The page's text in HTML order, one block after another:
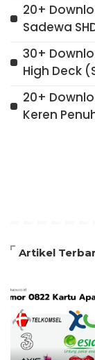
20+
Sadewa
30+
High Deck
20+
Keren
Artikel